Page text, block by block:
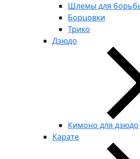
Шлемы для
Борцовки
Трико
Дзюдо
Кимоно для дзюдо
Карате